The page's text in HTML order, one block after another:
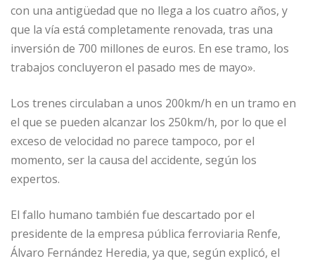
con una antigüedad que no llega a los cuatro años, y
que la vía está completamente renovada, tras una
inversión de 700 millones de euros. En ese tramo, los
trabajos concluyeron el pasado mes de mayo».
Los trenes circulaban a unos 200km/h en un tramo en
el que se pueden alcanzar los 250km/h, por lo que el
exceso de velocidad no parece tampoco, por el
momento, ser la causa del accidente, según los
expertos.
El fallo humano también fue descartado por el
presidente de la empresa pública ferroviaria Renfe,
Álvaro Fernández Heredia, ya que, según explicó, el